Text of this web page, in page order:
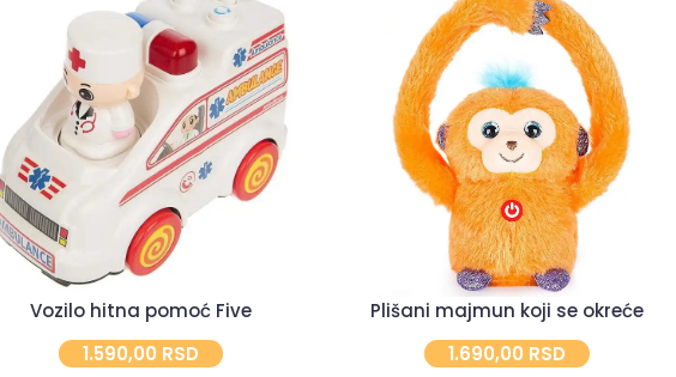
Vozilo hitna pomoć Five
1.590,00 RSD
Plišani majmun koji se okreće
1.690,00 RSD